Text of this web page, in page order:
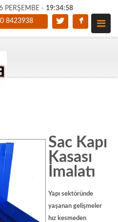
PERŞEMBE - 19:34:59
8423938
Sac Kapı
Kasası
İmalatı
Yapı sektöründe
yaşanan gelişmeler
hız kesmeden